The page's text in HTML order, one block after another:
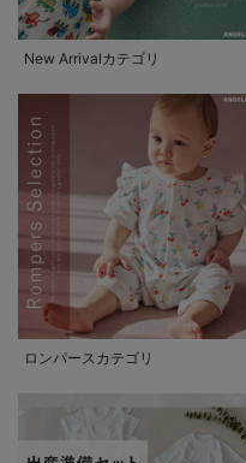
New Arrivalカテゴリ
ロンパースカテゴリ